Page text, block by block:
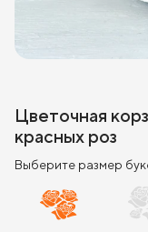
Цветочная
красных роз
Выберите размер